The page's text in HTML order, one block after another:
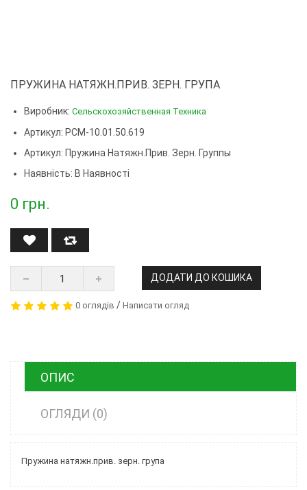
ПРУЖИНА НАТЯЖН.ПРИВ. ЗЕРН. ГРУПА
Виробник: Сельскохозяйственная Техника
Артикул: РСМ-10.01.50.619
Артикул: Пружина Натяжн.прив. Зерн. Группы
Наявність: В Наявності
0 грн.
ДОДАТИ ДО КОШИКА
0 оглядів / Написати огляд
ОПИС
ОГЛЯДИ (0)
Пружина натяжн.прив. зерн. група